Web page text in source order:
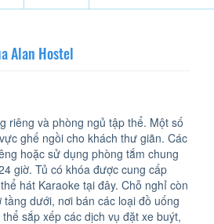
Alan Hostel
riêng và phòng ngủ tập thể. Một số
ghế ngồi cho khách thư giãn. Các
hoặc sử dụng phòng tắm chung
giờ. Tủ có khóa được cung cấp
hát Karaoke tại đây. Chỗ nghỉ còn
dưới, nơi bán các loại đồ uống
sắp xếp các dịch vụ đặt xe buýt,